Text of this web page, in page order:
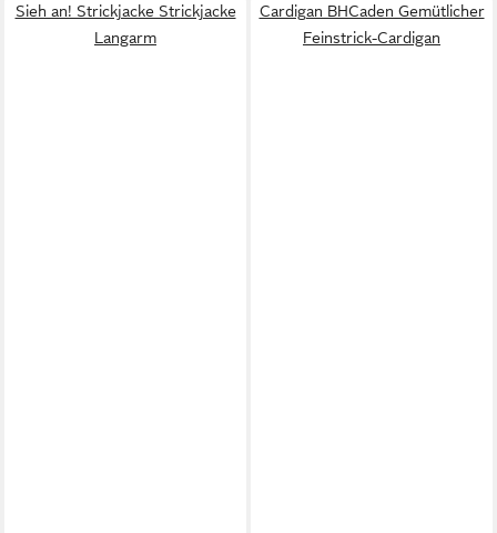
Sieh an! Strickjacke Strickjacke
Langarm
Cardigan BHCaden Gemütlicher
Feinstrick-Cardigan